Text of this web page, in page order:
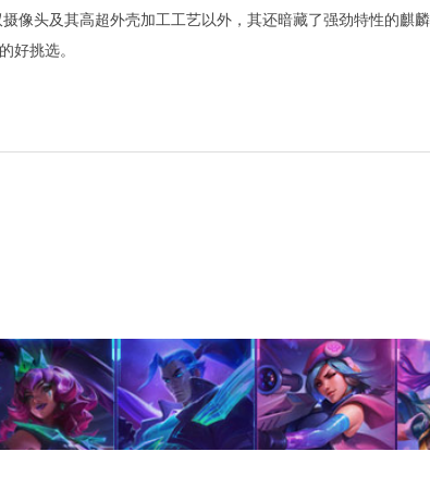
像头及其高超外壳加工工艺以外，其还暗藏了强劲特性的麒
好挑选。